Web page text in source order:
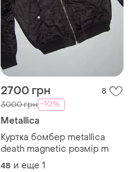
2700 грн 8
3000 грн -10%
Metallica
Куртка бомбер metallica
death magnetic розмір m
48 и еще 1